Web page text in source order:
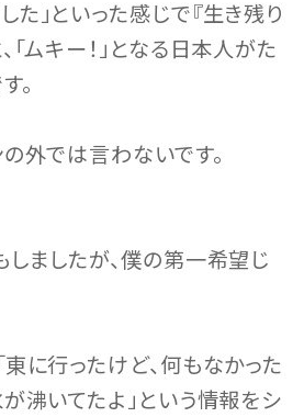
た」といった感じで『生き残り
「ムキー！」となる日本人がた
。
外では言わないです。
しましたが、僕の第一希望じ
に行ったけど、何もなかった
が沸いてたよ」という情報をシ